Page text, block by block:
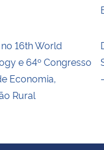
16th World
e 64º Congresso
Economia,
Rural